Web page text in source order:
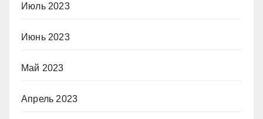
Июль 2023
Июнь 2023
Май 2023
Апрель 2023